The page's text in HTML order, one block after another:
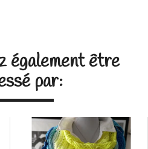
également être
par: